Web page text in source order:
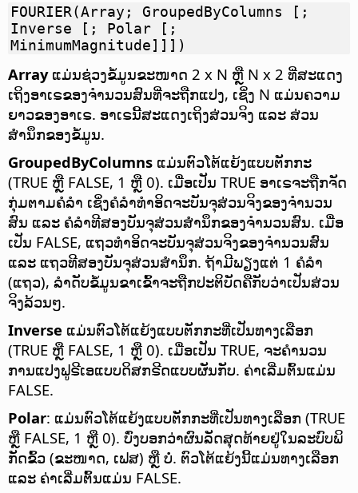
FOURIER(Array; GroupedByColumns [;
Inverse [; Polar [;
MinimumMagnitude]]])
Arrayແມ່ນຊ່ວງຂໍ້ມູນຂະໜາດ 2 x N ຫຼື N x 2 ທີ່ສະແດງ
ເຖິງອາເຣຂອງຈຳນວນສົນທີ່ຈະຖືກແປງ, ເຊິ່ງ N ແມ່ນຄວາມ
ຍາວຂອງອາເຣ. ອາເຣນີ້ສະແດງເຖິງສ່ວນຈິງ ແລະ ສ່ວນ
ສຳນຶກຂອງຂໍ້ມູນ.
GroupedByColumns ແມ່ນຕົວໂຕ້ແຍ້ງແບບຕັກກະ
(TRUE ຫຼື FALSE, 1 ຫຼື 0). ເມື່ອເປັນ TRUE ອາເຣຈະຖືກຈັດ
ກຸ່ມຕາມຄໍລຳ ເຊິ່ງຄໍລຳທຳອິດຈະບັນຈຸສ່ວນຈິງຂອງຈຳນວນ
ສົນ ແລະ ຄໍລຳທີສອງບັນຈຸສ່ວນສຳນຶກຂອງຈຳນວນສົນ. ເມື່ອ
ເປັນ FALSE, ແຖວທຳອິດຈະບັນຈຸສ່ວນຈິງຂອງຈຳນວນສົນ
ແລະ ແຖວທີສອງບັນຈຸສ່ວນສຳນຶກ. ຖ້າມີພຽງແຕ່ 1 ຄໍລຳ
(ແຖວ), ລຳດັບຂໍ້ມູນຂາເຂົ້າຈະຖືກປະຕິບັດຄືກັບວ່າເປັນສ່ວນ
ຈິງລ້ວນໆ.
Inverse ແມ່ນຕົວໂຕ້ແຍ້ງແບບຕັກກະທີ່ເປັນທາງເລືອກ
(TRUE ຫຼື FALSE, 1 ຫຼື 0). ເມື່ອເປັນ TRUE, ຈະຄຳນວນ
ການແປງຟູຣີເອແບບດິສກຣີດແບບຜັນກັບ. ຄ່າເລີ່ມຕົ້ນແມ່ນ
FALSE.
Polar: ແມ່ນຕົວໂຕ້ແຍ້ງແບບຕັກກະທີ່ເປັນທາງເລືອກ (TRUE
ຫຼື FALSE, 1 ຫຼື 0). ບົ່ງບອກວ່າຜົນລັດສຸດທ້າຍຢູ່ໃນລະບົບພິ
ກັດຂົ້ວ (ຂະໜາດ, ເຟສ) ຫຼື ບໍ່. ຕົວໂຕ້ແຍ້ງນີ້ແມ່ນທາງເລືອກ
ແລະ ຄ່າເລີ່ມຕົ້ນແມ່ນ FALSE.